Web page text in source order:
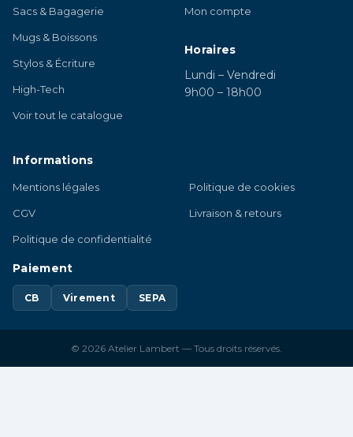
Sacs & Bagagerie
Mugs & Boissons
Stylos & Écriture
High-Tech
Voir tout le catalogue
Mon compte
Horaires
Lundi – Vendredi
9h00 – 18h00
Informations
Mentions légales
CGV
Politique de confidentialité
Politique de cookies
Livraison & retours
Paiement
CB Virement SEPA
© 2026 Atelier Lambert — Tous droits réservés.